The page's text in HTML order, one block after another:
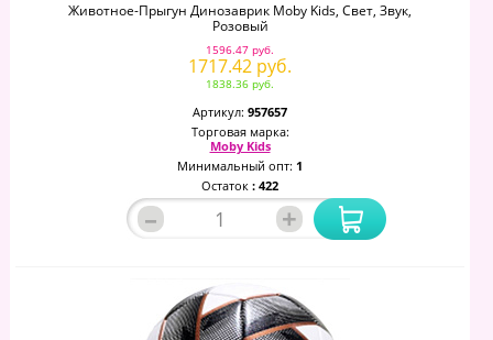
Животное-Прыгун Динозаврик Moby Kids, Свет, Звук,
Розовый
1596.47 руб.
1717.42 руб.
1838.36 руб.
Артикул: 957657
Торговая марка:
Moby Kids
Минимальный опт: 1
Остаток : 422
– +